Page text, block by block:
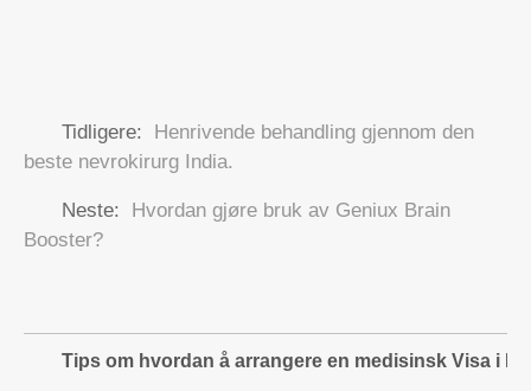
Tidligere:
Henrivende behandling gjennom den
beste nevrokirurg India.
Neste:
Hvordan gjøre bruk av Geniux Brain
Booster?
Tips om hvordan å arrangere en medisinsk Visa i